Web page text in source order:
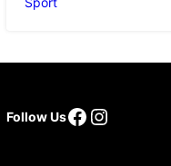
Follow Us